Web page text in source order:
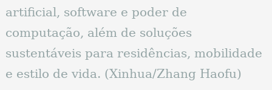
artificial, software e poder de
computação, além de soluções
sustentáveis ​​para residências, mobilidade
e estilo de vida. (Xinhua/Zhang Haofu)